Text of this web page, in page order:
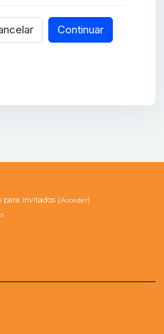
Continuar
para invitados (Acceder)